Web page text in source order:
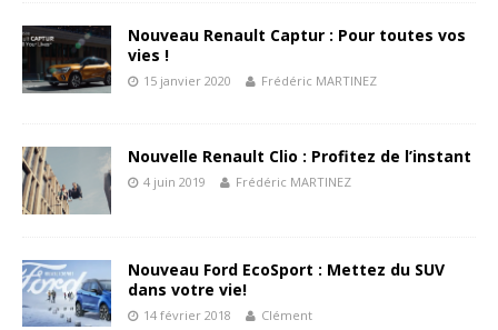
Nouveau Renault Captur : Pour toutes vos
vies !
15 janvier 2020 Frédéric MARTINEZ
Nouvelle Renault Clio : Profitez de l’instant
4 juin 2019 Frédéric MARTINEZ
Nouveau Ford EcoSport : Mettez du SUV
dans votre vie!
14 février 2018 Clément